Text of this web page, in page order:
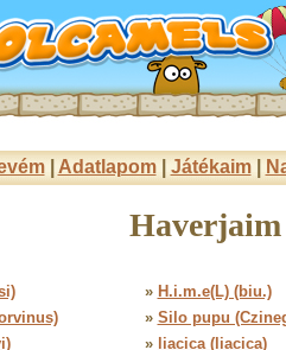
| Adatlapom| Játékaim|
» H.i.m.e(L) (biu.)
» Silo pupu
» liacica (liacica)